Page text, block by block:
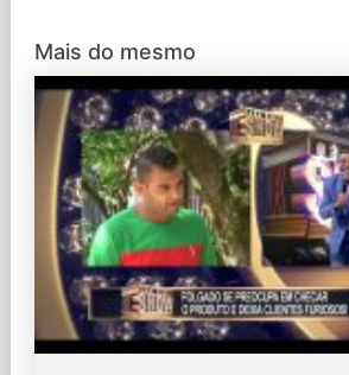
Mais do mesmo